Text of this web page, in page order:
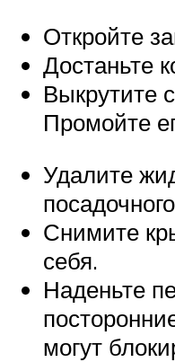
Откройте
Достаньте
Выкрутите
Промойте
Удалите
Снимите
себя.
Наденьте
могут